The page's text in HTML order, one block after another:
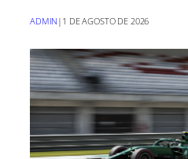
ADMIN | 1 DE AGOSTO DE 2026